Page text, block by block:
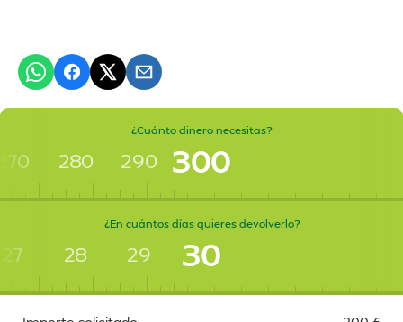
¿Cuánto dinero necesitas?
280 290 300
¿En cuántos días quieres devolverlo?
27 28 29 30